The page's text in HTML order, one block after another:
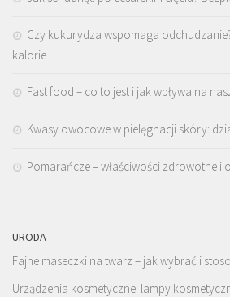
Czy kukurydza wspomaga
kalorie
Fast food – co to jest i jak wpływa na
Kwasy owocowe w pielęgnacji skóry:
Pomarańcze – właściwości zdrowotne i
URODA
Fajne maseczki na twarz – jak wybrać i
Urządzenia kosmetyczne: lampy